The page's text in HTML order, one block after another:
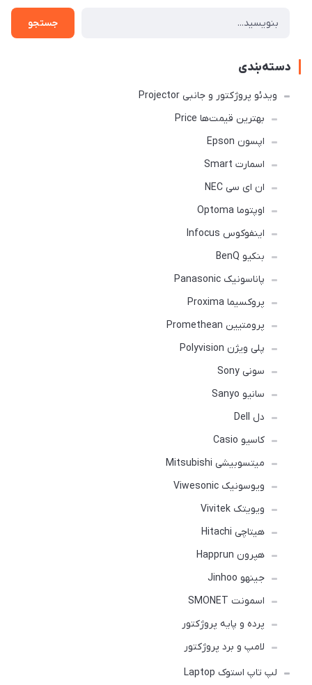
جستجو
دسته‌بندی
ویدئو پروژکتور و جانبی Projector
بهترین قیمت‌ها Price
اپسون Epson
اسمارت Smart
ان ای سی NEC
اوپتوما Optoma
اینفوکوس Infocus
بنکیو BenQ
پاناسونیک Panasonic
پروکسیما Proxima
پرومتیین Promethean
پلی ویژن Polyvision
سونی Sony
سانیو Sanyo
دل Dell
کاسیو Casio
میتسوبیشی Mitsubishi
ویوسونیک Viwesonic
ویویتک Vivitek
هیتاچی Hitachi
هپرون Happrun
جینهو Jinhoo
اسمونت SMONET
پرده و پایه پروژکتور
لامپ و برد پروژکتور
لپ تاپ استوک Laptop